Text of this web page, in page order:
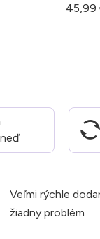
45,99
Veľmi rýchle
žiadny problém